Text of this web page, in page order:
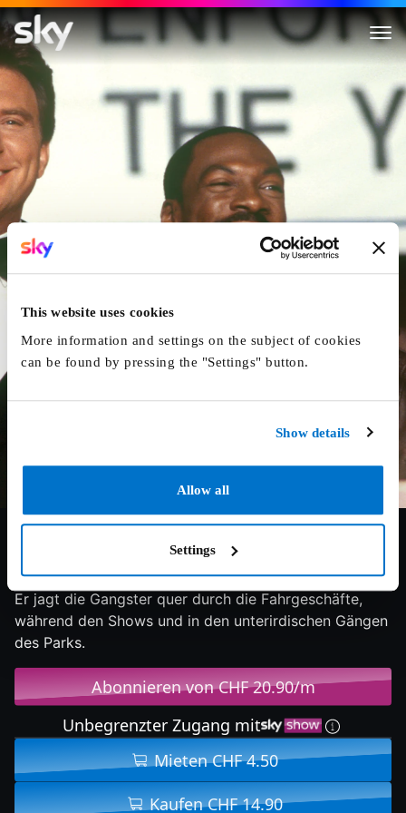
This website uses cookies
More information and settings on the subject of cookies
can be found by pressing the "Settings" button.
Show details
Allow all
Settings
Beverly Hills Cop III
Zusammen mit seinen alten Freunden Billy Rosewood
und Serge wird Axel die heisseste Attraktion im Park:
Er jagt die Gangster quer durch die Fahrgeschäfte,
während den Shows und in den unterirdischen Gängen
des Parks.
Abonnieren von CHF 20.90/m
Unbegrenzter Zugang mit
Mieten CHF 4.50
Kaufen CHF 14.90